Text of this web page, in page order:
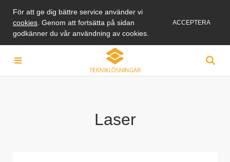
För att ge dig bättre service använder vi
cookies . Genom att fortsätta på sidan
godkänner du vår användning av cookies.
ACCEPTERA
Laser